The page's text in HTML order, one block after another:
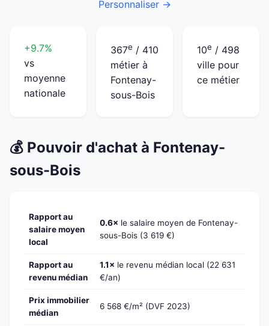
Personnaliser →
+9.7%
vs
moyenne
nationale
367e / 410
métier à
Fontenay-
sous-Bois
10e / 498
ville pour
ce métier
💰 Pouvoir d'achat à Fontenay-
sous-Bois
Rapport au
salaire moyen
local
0.6× le salaire moyen de Fontenay-
sous-Bois (3 619 €)
Rapport au
revenu médian
1.1× le revenu médian local (22 631
€/an)
Prix immobilier
médian
6 568 €/m² (DVF 2023)